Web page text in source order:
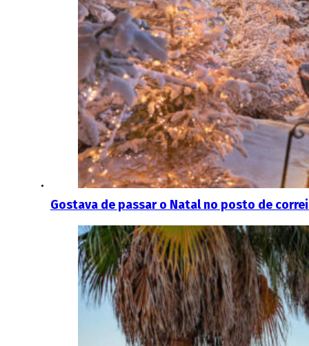
Gostava de passar o Natal no posto de